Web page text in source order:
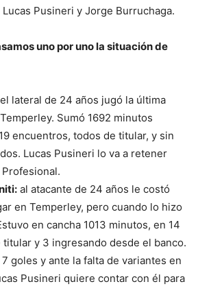
Pusineri y Jorge Burruchaga.
uno por uno la situación de
el lateral de 24 años jugó la última
Sumó 1692 minutos
encuentros, todos de titular, y sin
Lucas Pusineri lo va a retener
al atacante de 24 años le costó
en Temperley, pero cuando lo hizo
en cancha 1013 minutos, en 14
titular y 3 ingresando desde el banco.
goles y ante la falta de variantes en
Pusineri quiere contar con él para